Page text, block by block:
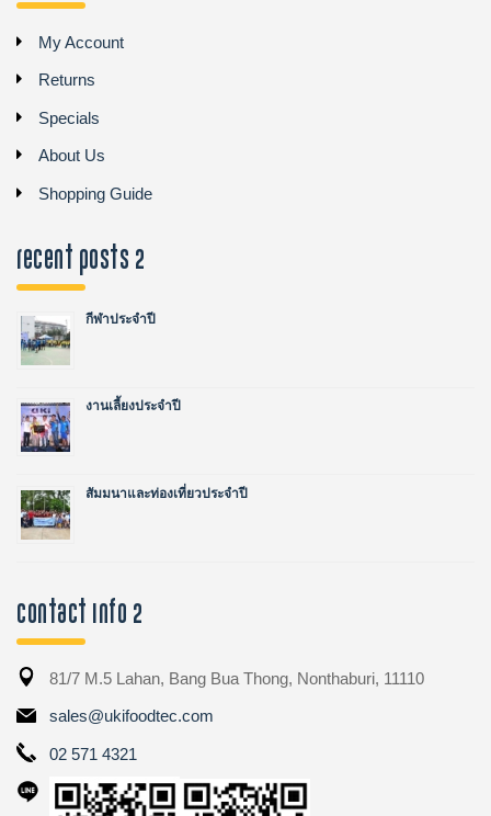
My Account
Returns
Specials
About Us
Shopping Guide
recent posts 2
กีฬาประจำปี
งานเลี้ยงประจำปี
สัมมนาและท่องเที่ยวประจำปี
Contact Info 2
81/7 M.5 Lahan, Bang Bua Thong, Nonthaburi, 11110
sales@ukifoodtec.com
02 571 4321